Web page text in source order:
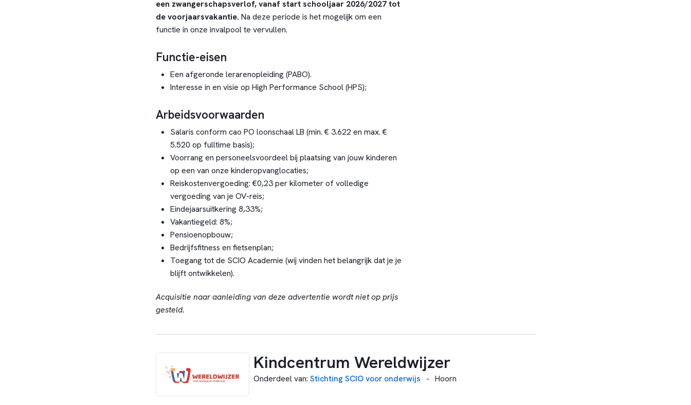
een zwangerschapsverlof, vanaf start schooljaar 2026/2027 tot
de voorjaarsvakantie. Na deze periode is het mogelijk om een
functie in onze invalpool te vervullen.
Functie-eisen
Een afgeronde lerarenopleiding (PABO).
Interesse in en visie op High Performance School (HPS);
Arbeidsvoorwaarden
Salaris conform cao PO loonschaal LB (min. € 3.622 en max. €
5.520 op fulltime basis);
Voorrang en personeelsvoordeel bij plaatsing van jouw kinderen
op een van onze kinderopvanglocaties;
Reiskostenvergoeding: €0,23 per kilometer of volledige
vergoeding van je OV-reis;
Eindejaarsuitkering 8,33%;
Vakantiegeld: 8%;
Pensioenopbouw;
Bedrijfsfitness en fietsenplan;
Toegang tot de SCIO Academie (wij vinden het belangrijk dat je je
blijft ontwikkelen).
Acquisitie naar aanleiding van deze advertentie wordt niet op prijs
gesteld.
Kindcentrum Wereldwijzer
Onderdeel van: Stichting SCIO voor onderwijs - Hoorn